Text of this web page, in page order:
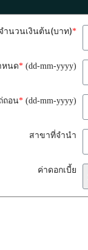
จำนวนเงินต้น(บาท)*
หนด* (dd-mm-yyyy)
ถอน* (dd-mm-yyyy)
สาขาที่จำนำ
ค่าดอกเบี้ย